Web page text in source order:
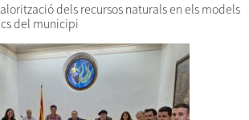
dels recursos naturals en els models
del municipi